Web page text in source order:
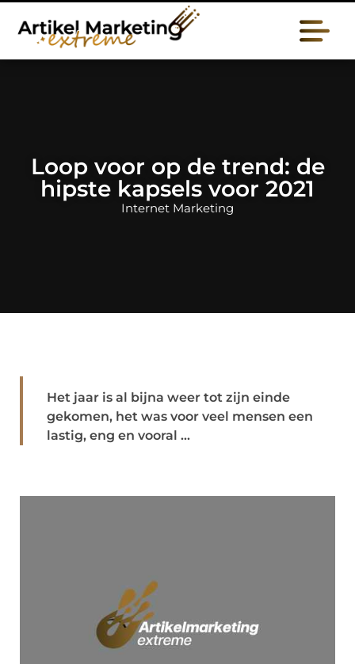
Loop voor op de trend: de
hipste kapsels voor 2021
Internet Marketing
Het jaar is al bijna weer tot zijn einde
gekomen, het was voor veel mensen een
lastig, eng en vooral ...